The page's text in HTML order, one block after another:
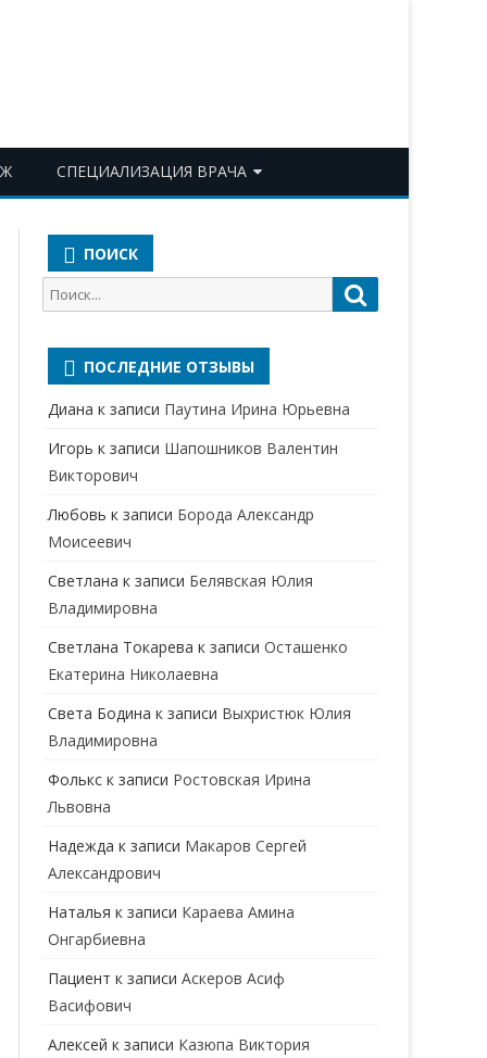
СПЕЦИАЛИЗАЦИЯ ВРАЧА
АЛЛЕРГОЛОГ-ИММУНОЛОГ
АНЕСТЕЗИОЛОГ-
БАКТЕРИОЛОГ
ВЕРТЕБРОЛОГ
ГАСТРОЭНТЕРОЛОГ
ГИНЕКОЛОГ
ГОМЕОПАТ
ДЕРМАТОЛОГ
ДЕТСКИЕ ВРАЧИ ДЕТСКИЙ КАРДИОЛОГ
ДЕТСКИЙ ХИРУРГ
ПЕРИНАТАЛЬНЫЙ ПСИХОЛОГ
КАРДИОЛОГ
КОСМЕТОЛОГ
МАССАЖИСТ
НАРКОЛОГ
ПОИСК
Поиск
для:
ПОСЛЕДНИЕ ОТЗЫВЫ
Диана к записи Паутина Ирина Юрьевна
Игорь к записи Шапошников Валентин
Викторович
Любовь к записи Борода Александр
Моисеевич
Светлана к записи Белявская Юлия
Владимировна
Cветлана Токарева к записиОсташенко
Екатерина Николаевна
Света Бодина к записи Выхристюк Юлия
Владимировна
Фолькс к записи Ростовская Ирина
Львовна
Надежда к записи Макаров Сергей
Александрович
Наталья к записи Караева Амина
Онгарбиевна
Пациент к записиАскеров Асиф
Васифович
Алексей к записи Казюпа Виктория